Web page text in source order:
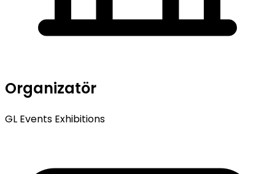
Organizatör
GL Events Exhibitions